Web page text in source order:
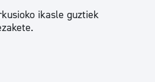
ikasle guztiek